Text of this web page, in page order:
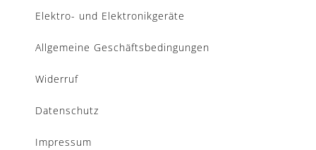
Elektro- und Elektronikgeräte
Allgemeine Geschäftsbedingungen
Widerruf
Datenschutz
Impressum